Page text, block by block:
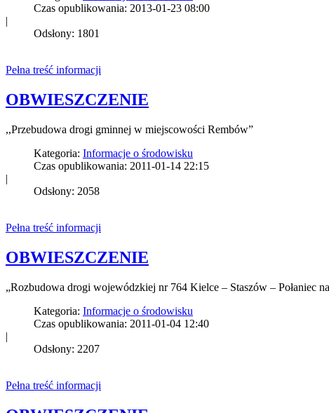
Czas opublikowania: 2013-01-23 08:00
|
Odsłony: 1801
Pełna treść informacji
OBWIESZCZENIE
,,Przebudowa drogi gminnej w miejscowości Rembów”
Kategoria: Informacje o środowisku
Czas opublikowania: 2011-01-14 22:15
|
Odsłony: 2058
Pełna treść informacji
OBWIESZCZENIE
„Rozbudowa drogi wojewódzkiej nr 764 Kielce – Staszów – Połaniec
Kategoria: Informacje o środowisku
Czas opublikowania: 2011-01-04 12:40
|
Odsłony: 2207
Pełna treść informacji